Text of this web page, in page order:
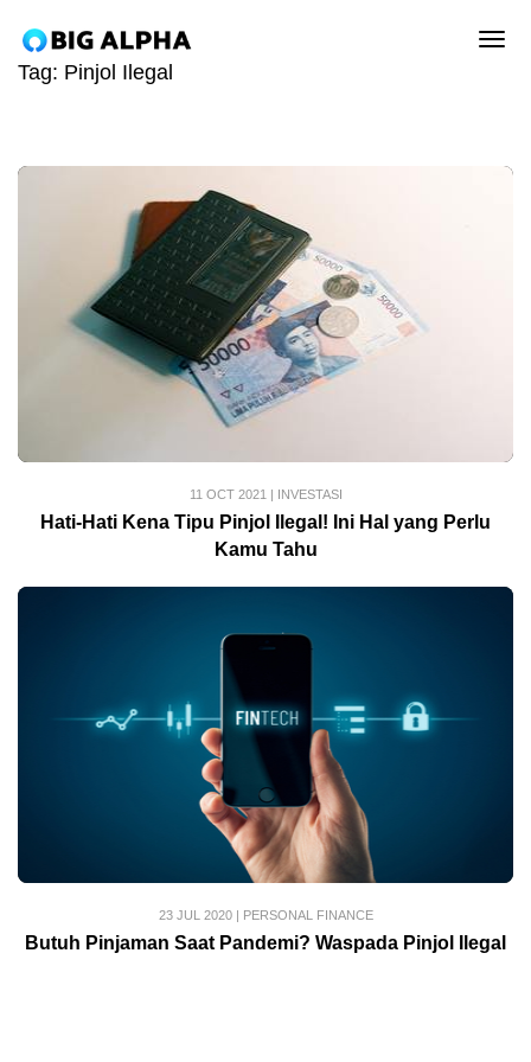
Tag: Pinjol Ilegal
11 OCT 2021 | INVESTASI
Hati-Hati Kena Tipu Pinjol Ilegal! Ini Hal yang Perlu
Kamu Tahu
23 JUL 2020| PERSONAL FINANCE
Butuh Pinjaman Saat Pandemi? Waspada Pinjol Ilegal